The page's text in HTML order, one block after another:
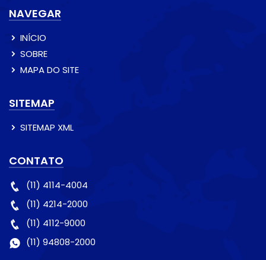
NAVEGAR
INÍCIO
SOBRE
MAPA DO SITE
SITEMAP
SITEMAP XML
CONTATO
(11) 4114-4004
(11) 4214-2000
(11) 4112-9000
(11) 94808-2000